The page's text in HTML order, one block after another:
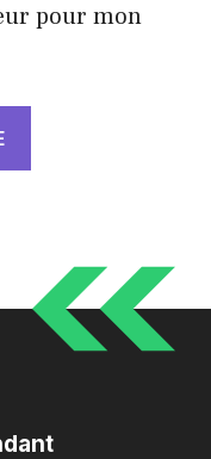
pour mon